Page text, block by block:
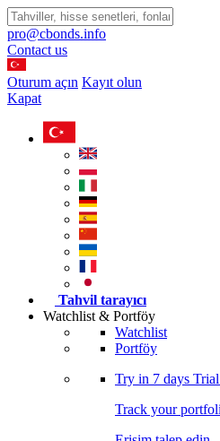
pro@cbonds.info
Contact us
Oturum açın Kayıt olun
Kapat
Tahvil tarayıcı
Watchlist & Portföy
Watchlist
Portföy
Try in 7 days Trial
Track your